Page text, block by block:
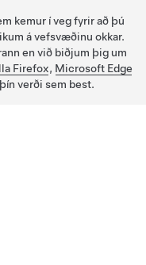
kemur í veg fyrir að þú
á vefsvæðinu okkar.
en við biðjum þig um
Firefox, Microsoft Edge
verði sem best.